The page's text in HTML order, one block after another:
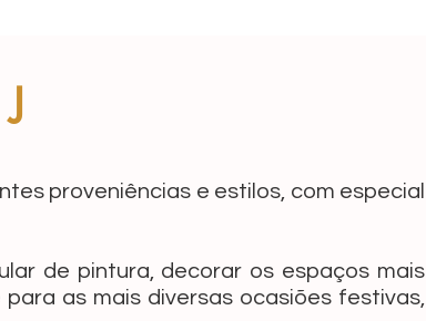
proveniências e estilos, com especial
de pintura, decorar os espaços mais
as mais diversas ocasiões festivas,